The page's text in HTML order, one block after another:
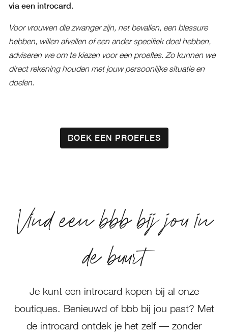
via een introcard.
Voor vrouwen die zwanger zijn, net bevallen, een blessure
hebben, willen afvallen of een ander specifiek doel hebben,
adviseren we om te kiezen voor een proefles. Zo kunnen we
direct rekening houden met jouw persoonlijke situatie en
doelen.
BOEK EEN PROEFLES
Vind een bbb bij jou in
de buurt
Je kunt een introcard kopen bij al onze
boutiques. Benieuwd of bbb bij jou past? Met
de introcard ontdek je het zelf — zonder